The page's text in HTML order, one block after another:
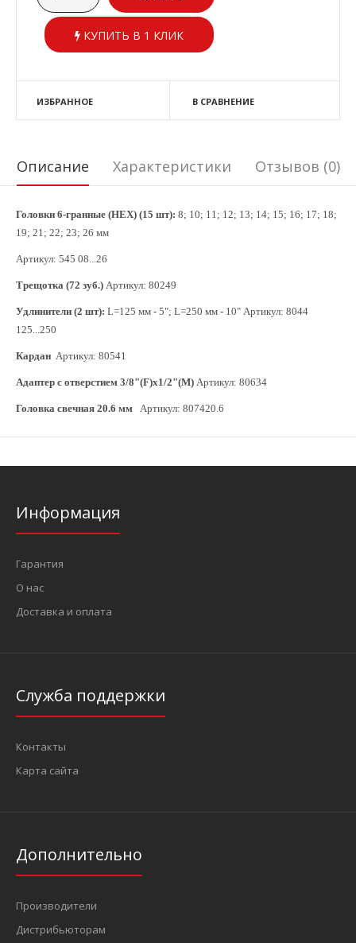
КУПИТЬ В 1 КЛИК
ИЗБРАННОЕ В СРАВНЕНИЕ
Описание Характеристики Отзывов (0)
Головки 6-гранные (HEX) (15 шт): 8; 10; 11; 12; 13; 14; 15; 16; 17; 18;
19; 21; 22; 23; 26 мм
Артикул: 545 08...26
Трещотка (72 зуб.) Артикул: 80249
Удлинители (2 шт): L=125 мм - 5"; L=250 мм - 10" Артикул: 8044
125...250
Кардан Артикул: 80541
Адаптер с отверстием 3/8"(F)x1/2"(M) Артикул: 80634
Головка свечная 20.6 мм Артикул: 807420.6
Информация
Гарантия
О нас
Доставка и оплата
Служба поддержки
Контакты
Карта сайта
Дополнительно
Производители
Дистрибьюторам